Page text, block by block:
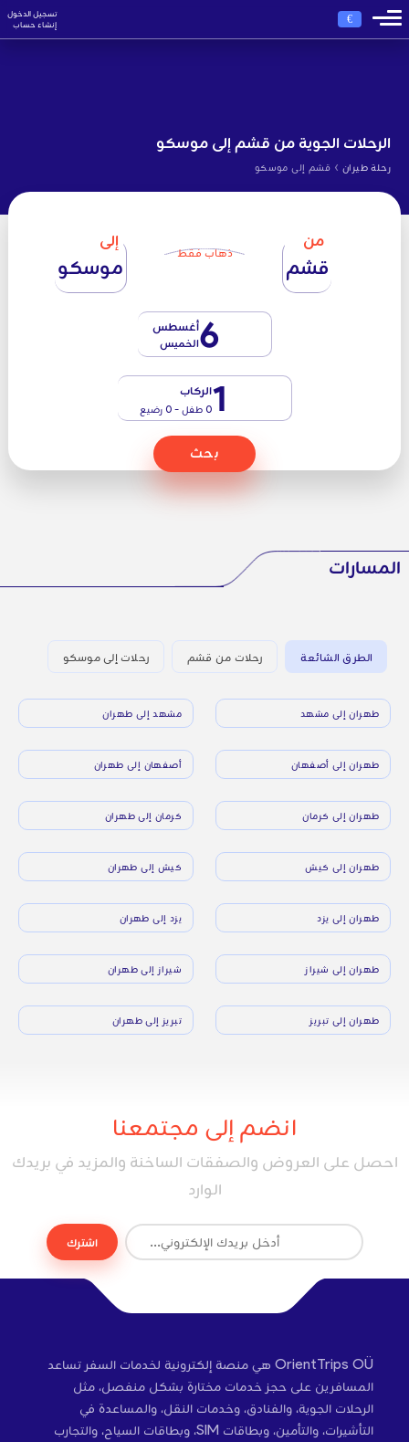
€
تسجيل الدخول
إنشاء حساب
الرحلات الجوية من قشم إلى موسكو
رحلة طيران › قشم إلى موسكو
من
قشم ذهاب فقط
إلى
موسكو
6أغسطس
الخميس
1الركاب
0 طفل - 0 رضيع
بحث
المسارات
الطرق الشائعة رحلات من قشم رحلات إلى موسكو
طهران إلى مشهد مشهد إلى طهران
طهران إلى أصفهان أصفهان إلى طهران
طهران إلى كرمان كرمان إلى طهران
طهران إلى كيش كيش إلى طهران
طهران إلى يزد يزد إلى طهران
طهران إلى شيراز شيراز إلى طهران
طهران إلى تبريز تبريز إلى طهران
انضم إلى مجتمعنا
احصل على العروض والصفقات الساخنة والمزيد في بريدك
الوارد
اشترك
OrientTrips OÜ هي منصة إلكترونية لخدمات السفر تساعد
المسافرين على حجز خدمات مختارة بشكل منفصل، مثل
الرحلات الجوية، والفنادق، وخدمات النقل، والمساعدة في
التأشيرات، والتأمين، وبطاقات SIM، وبطاقات السياح، والتجارب